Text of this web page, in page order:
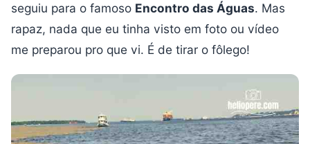
seguiu para o famoso Encontro das Águas. Mas
rapaz, nada que eu tinha visto em foto ou vídeo
me preparou pro que vi. É de tirar o fôlego!